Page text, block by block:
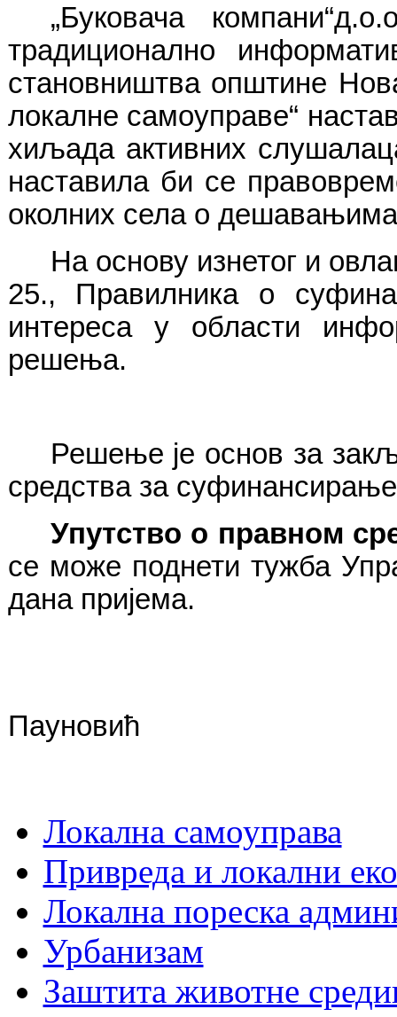
„Буковача
традиционално
становништва општине
локалне самоуправе“
хиљада активних
наставила би се
околних села о
На основу изнетог и
25., Правилника о
интереса у области
решења.
Решење је основ за
средства за
Упутство о правном
се може поднети тужба
дана пријема.
Пауновић
Локална самоуправа
Привреда и локални
Локална пореска
Урбанизам
Заштита животне